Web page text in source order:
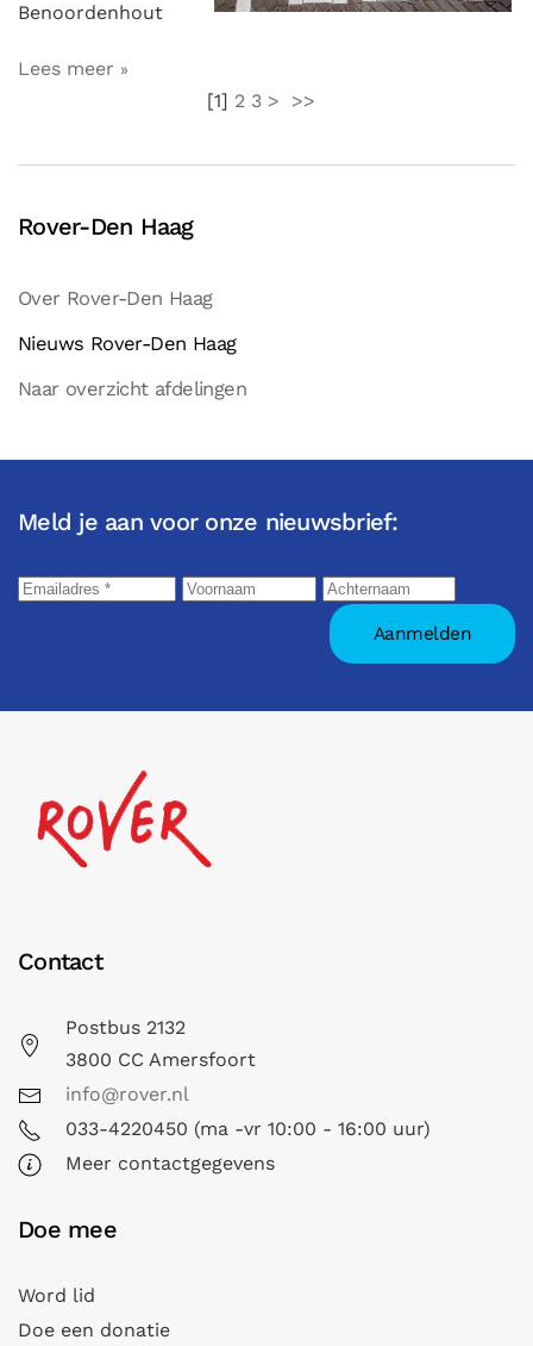
Benoordenhout
Lees meer
[1] 2 3 > >>
Rover-Den Haag
Over Rover-Den Haag
Nieuws Rover-Den Haag
Naar overzicht afdelingen
Meld je aan voor onze nieuwsbrief:
Contact
Postbus 2132
3800 CC Amersfoort
info@rover.nl
033-4220450 (ma -vr 10:00 - 16:00 uur)
Meer contactgegevens
Doe mee
Word lid
Doe een donatie